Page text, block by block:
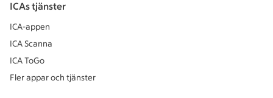
ICAs tjänster
ICA-appen
ICA Scanna
ICA ToGo
Fler appar och tjänster